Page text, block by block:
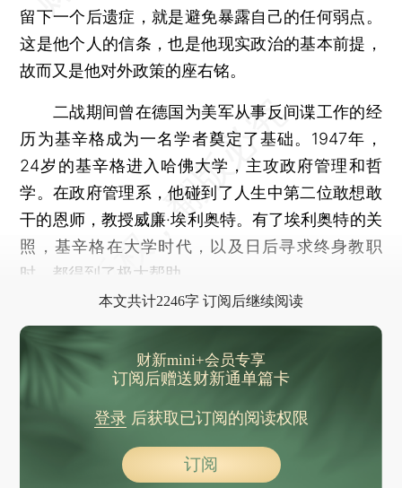
留下一个后遗症，就是避免暴露自己的任何弱点。
这是他个人的信条，也是他现实政治的基本前提，
故而又是他对外政策的座右铭。
二战期间曾在德国为美军从事反间谍工作的经
历为基辛格成为一名学者奠定了基础。1947年，
24岁的基辛格进入哈佛大学，主攻政府管理和哲
学。在政府管理系，他碰到了人生中第二位敢想敢
干的恩师，教授威廉·埃利奥特。有了埃利奥特的关
照，基辛格在大学时代，以及日后寻求终身教职
时，都得到了极大帮助。
本文共计2246字 订阅后继续阅读
财新mini+会员专享
订阅后赠送财新通单篇卡
登录后获取已订阅的阅读权限
订阅